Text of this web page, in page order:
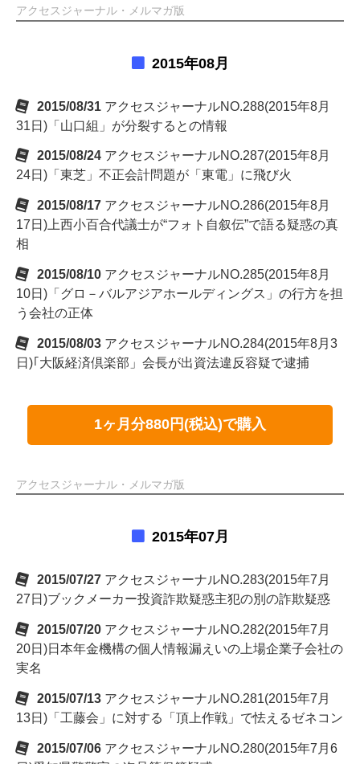
アクセスジャーナル・メルマガ版
2015年08月
2015/08/31 アクセスジャーナルNO.288(2015年8月
31日)「山口組」が分裂するとの情報
2015/08/24 アクセスジャーナルNO.287(2015年8月
24日)「東芝」不正会計問題が「東電」に飛び火
2015/08/17 アクセスジャーナルNO.286(2015年8月
17日)上西小百合代議士が“フォト自叙伝”で語る疑惑の真
相
2015/08/10 アクセスジャーナルNO.285(2015年8月
10日)「グロ－バルアジアホールディングス」の行方を担
う会社の正体
2015/08/03 アクセスジャーナルNO.284(2015年8月3
日)｢大阪経済倶楽部」会長が出資法違反容疑で逮捕
1ヶ月分880円(税込)で購入
アクセスジャーナル・メルマガ版
2015年07月
2015/07/27 アクセスジャーナルNO.283(2015年7月
27日)ブックメーカー投資詐欺疑惑主犯の別の詐欺疑惑
2015/07/20 アクセスジャーナルNO.282(2015年7月
20日)日本年金機構の個人情報漏えいの上場企業子会社の
実名
2015/07/13 アクセスジャーナルNO.281(2015年7月
13日)「工藤会」に対する「頂上作戦」で怯えるゼネコン
2015/07/06 アクセスジャーナルNO.280(2015年7月6